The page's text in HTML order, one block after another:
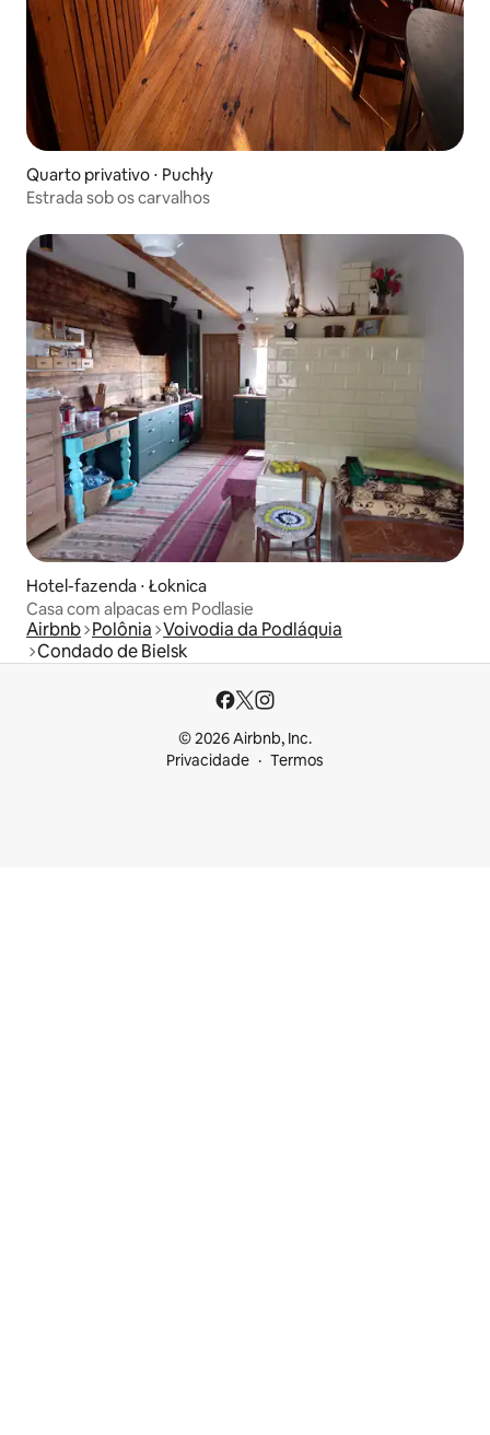
Quarto privativo ⋅ Puchły
Estrada sob os carvalhos
Hotel-fazenda ⋅ Łoknica
Casa com alpacas em Podlasie
Airbnb Polônia Voivodia da Podláquia
Condado de Bielsk
© 2026 Airbnb, Inc.
Privacidade
Termos